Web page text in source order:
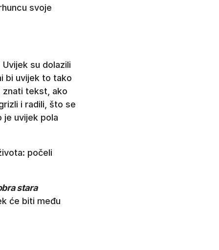
svoje
su dolazili
bi uvijek to tako
znati tekst, ako
i radili, što se
je uvijek pola
počeli
stara
će biti među